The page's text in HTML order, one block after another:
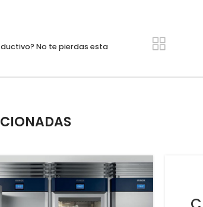
No te pierdas esta